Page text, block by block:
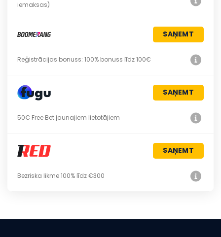
iemaksas)
SAŅEMT
Reģistrācijas bonuss: 100% bonuss līdz 100€
SAŅEMT
50€ Free Bet jaunajiem lietotājiem
SAŅEMT
Bezriska likme 100% līdz €300